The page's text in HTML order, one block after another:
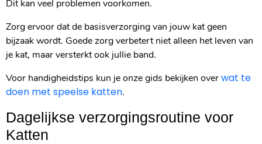
Dit kan veel problemen voorkomen.
Zorg ervoor dat de basisverzorging van jouw kat geen
bijzaak wordt. Goede zorg verbetert niet alleen het leven van
je kat, maar versterkt ook jullie band.
Voor handigheidstips kun je onze gids bekijken overwat te
doen met speelse katten.
Dagelijkse verzorgingsroutine voor
Katten